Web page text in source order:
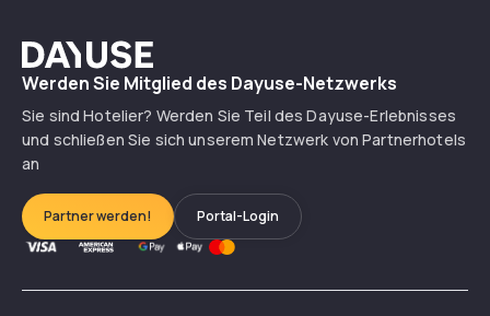
Dayuse
Werden Sie Mitglied des Dayuse-Netzwerks
Sie sind Hotelier? Werden Sie Teil des Dayuse-Erlebnisses
und schließen Sie sich unserem Netzwerk von Partnerhotels
an
Partner werden! Portal-Login